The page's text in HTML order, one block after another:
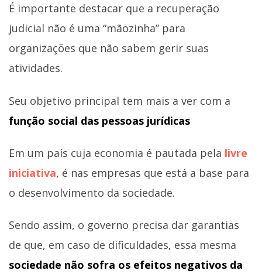
É importante destacar que a recuperação
judicial não é uma “mãozinha” para
organizações que não sabem gerir suas
atividades.
Seu objetivo principal tem mais a ver com a
função social das pessoas jurídicas
Em um país cuja economia é pautada pela livre
iniciativa, é nas empresas que está a base para
o desenvolvimento da sociedade.
Sendo assim, o governo precisa dar garantias
de que, em caso de dificuldades, essa mesma
sociedade não sofra os efeitos negativos da